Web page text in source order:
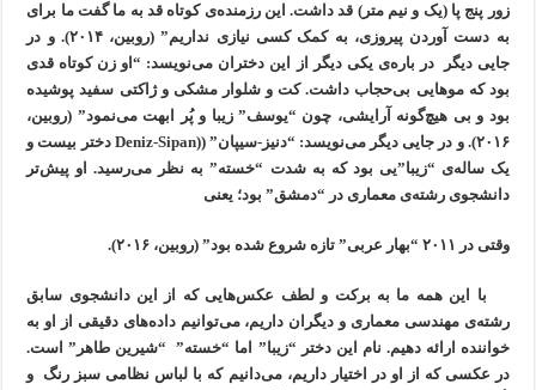
زور پنج پا (یک و نیم متر) قد داشت. این رزمنده‌ی کوتاه قد به ما گفت ما برای
به دست آوردن پیروزی، به کمک کسی نیازی نداریم” (روبین، ۲۰۱۴). و در
جایی دیگر در باره‌ی یکی دیگر از این دختران می‌نویسد: “او زن کوتاه قدی
بود که موهایی بی‌حجاب داشت. کت و شلوار مشکی و ژاکتی سفید پوشیده
بود و بی هیچ‌گونه آرایشی، چون “یوسف” زیبا و پُر ابهت می‌نمود” (روبین،
۲۰۱۶). و در جایی دیگر می‌نویسد: “دنیز-سیپان” ((Deniz-Sipan دختر بیست و
یک ساله‌ی “زیبا”یی بود که به شدت “خسته” به نظر می‌رسید. او پیش‌تر
دانشجوی رشته‌ی معماری در “دمشق” بود؛ یعنی
وقتی در ۲۰۱۱ “بهار عربی” تازه شروع شده بود” (روبین، ۲۰۱۶).
با این همه ما به برکت و لطف عکس‌هایی که از این دانشجوی سابق
رشته‌ی مهندسی معماری و دیگران داریم، می‌توانیم داده‌های دقیقی از او به
خواننده ارائه دهیم. نام این دختر “زیبا” اما “خسته” “شیرین طاهر” است.
در عکسی که از او در اختیار داریم، می‌دانیم که با لباس نظامی سبز رنگ و